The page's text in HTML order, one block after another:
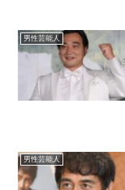
男性芸能人
男性芸能人